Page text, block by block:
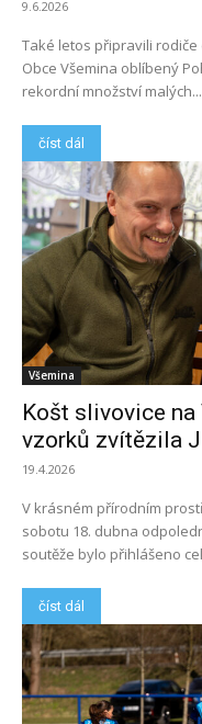
9.6.2026
Také letos připravili rodiče
Obce Všemina oblíbený
rekordní množství malých...
číst dál
Všemina
Košt slivovice na
vzorků zvítězila
19.4.2026
V krásném přírodním
sobotu 18. dubna
soutěže bylo přihlášeno
číst dál